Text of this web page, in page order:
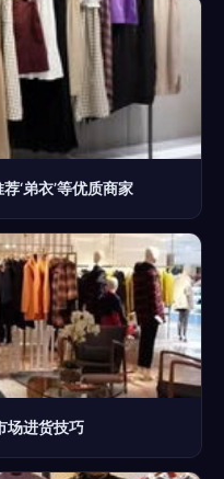
‘弟衣’等优质商家
场进货技巧